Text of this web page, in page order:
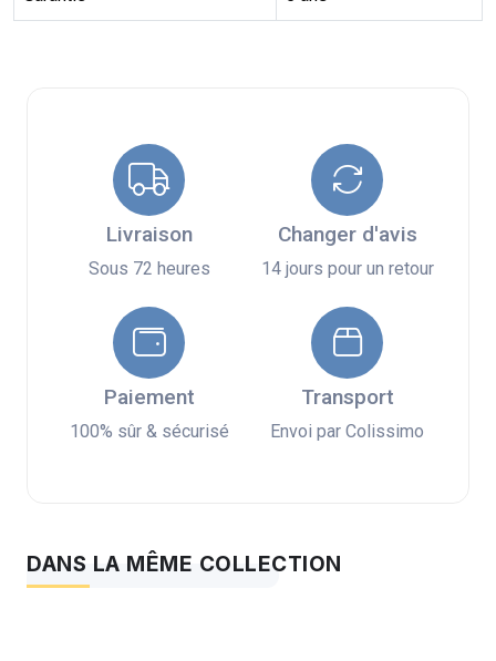
Livraison
Sous 72 heures
Changer d'avis
14 jours pour un retour
Paiement
100% sûr & sécurisé
Transport
Envoi par Colissimo
DANS LA MÊME COLLECTION